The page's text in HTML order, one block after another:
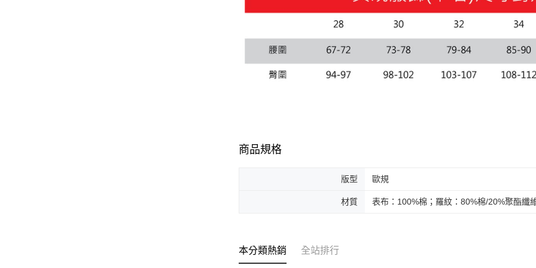
商品規格
版型 歐規
材質 表布：100%棉；羅紋：80%棉/20%聚酯纖
本分類熱銷 全站排行